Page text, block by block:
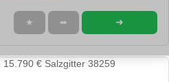
★ ➦ ➜